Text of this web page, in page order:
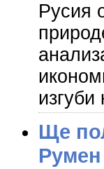
Русия
изгуби
Ще